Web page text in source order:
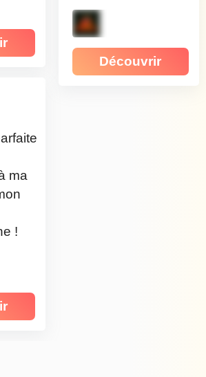
ma
!
Découvrir